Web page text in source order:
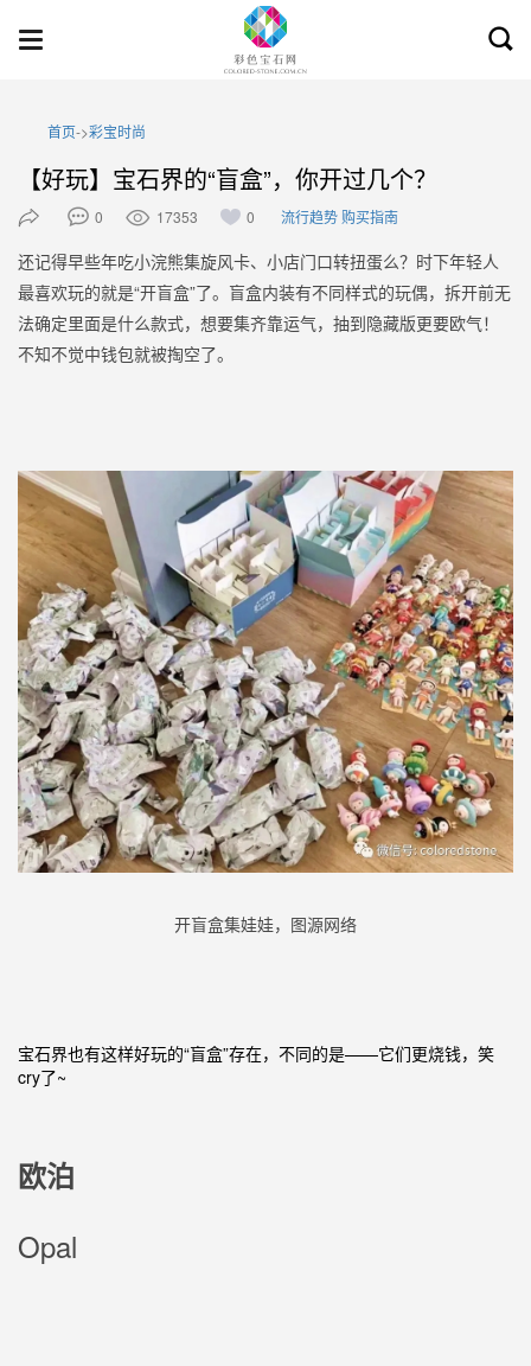
Toggle
首页->彩宝时尚
【好玩】宝石界的“盲盒”，你开过几个？
0 17353 0 流行趋势 购买指南
还记得早些年吃小浣熊集旋风卡、小店门口转扭蛋么？时下年轻人
最喜欢玩的就是“开盲盒”了。盲盒内装有不同样式的玩偶，拆开前无
法确定里面是什么款式，想要集齐靠运气，抽到隐藏版更要欧气！
不知不觉中钱包就被掏空了。
开盲盒集娃娃，图源网络
宝石界也有这样好玩的“盲盒”存在，不同的是——它们更烧钱，笑
cry了~
欧泊
Opal